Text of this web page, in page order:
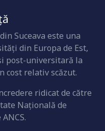
Suceava este una
din Europa de Est,
post-universitară la
cost relativ scăzut.
ridicat de către
Naţională de